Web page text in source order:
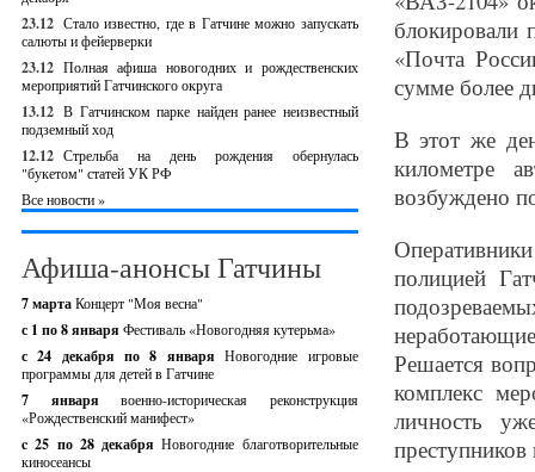
23.12 Стало известно, где в Гатчине можно запускать
салюты и фейерверки
23.12 Полная афиша новогодних и рождественских
мероприятий Гатчинского округа
13.12 В Гатчинском парке найден ранее неизвестный
подземный ход
12.12 Стрельба на день рождения обернулась
"букетом" статей УК РФ
Все новости »
Афиша-анонсы Гатчины
7 мартаКонцерт "Моя весна"
с 1 по 8 января Фестиваль «Новогодняя кутерьма»
с 24 декабря по 8 январяНовогодние игровые
программы для детей в Гатчине
7 январявоенно-историческая реконструкция
«Рождественский манифест»
c 25 по 28 декабряНовогодние благотворительные
киносеансы
блокировали
«Почта
сумме более
В этот же
километре
возбуждено
полицией
Решается
комплекс
личность